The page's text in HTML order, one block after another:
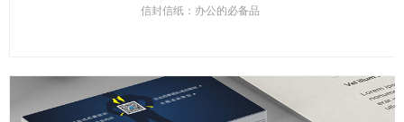
信封信纸：办公的必备品